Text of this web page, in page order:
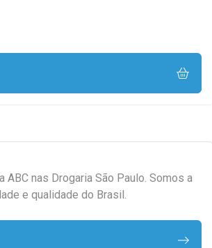
ABC nas Drogaria São Paulo. Somos a
e qualidade do Brasil.